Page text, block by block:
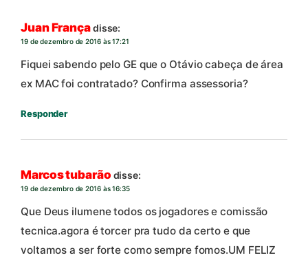
Juan Françadisse:
19 de dezembro de 2016 às 17:21
Fiquei sabendo pelo GE que o Otávio cabeça de área
ex MAC foi contratado? Confirma assessoria?
Responder
Marcos tubarão disse:
19 de dezembro de 2016 às 16:35
Que Deus ilumene todos os jogadores e comissão
tecnica.agora é torcer pra tudo da certo e que
voltamos a ser forte como sempre fomos.UM FELIZ